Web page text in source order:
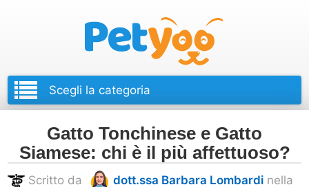
Gatto Tonchinese e Gatto
Siamese: chi è il più affettuoso?
Scritto da dott.ssa Barbara Lombardi nella